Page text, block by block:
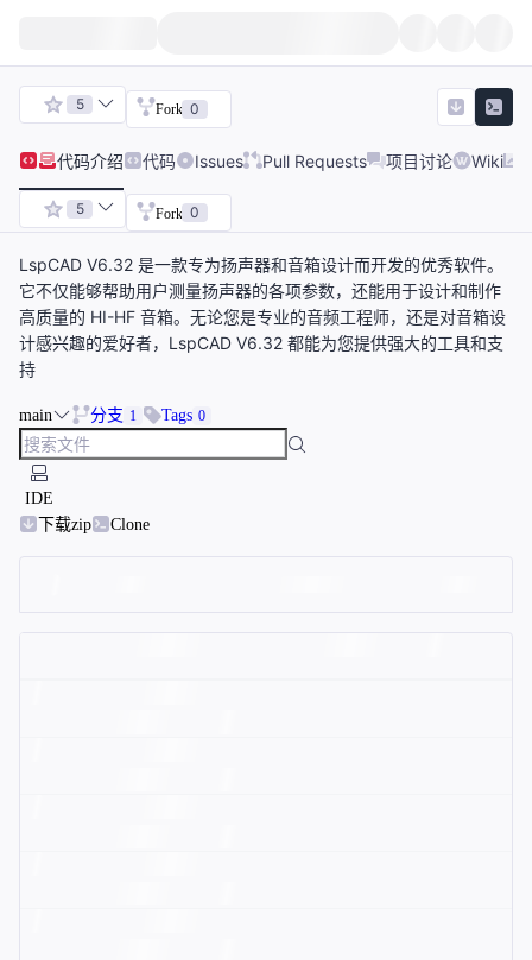
5 Fork 0
代码介绍 代码 Issues Pull Requests 项目讨论 Wiki
5 Fork 0
LspCAD V6.32 是一款专为扬声器和音箱设计而开发的优秀软件。
它不仅能够帮助用户测量扬声器的各项参数，还能用于设计和制作
高质量的 HI-HF 音箱。无论您是专业的音频工程师，还是对音箱设
计感兴趣的爱好者，LspCAD V6.32 都能为您提供强大的工具和支
持
main 分支 1 Tags 0
IDE
下载zip
Clone